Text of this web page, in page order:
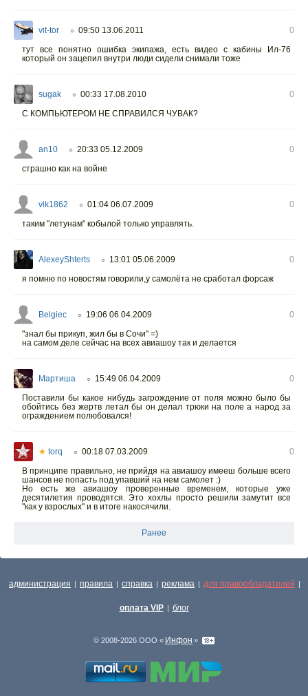
vit-tor ○ 09:50 13.06.2011
0
тут все понятно ошибка экипажа, есть видео с кабины Ил-76
который он зацепил внутри люди сидели снимали тоже
sugak ○ 00:33 17.08.2010
0
C КОМПЬЮТЕРОМ НЕ СПРАВИЛСЯ ЧУВАК?
an10 ○ 20:33 05.12.2009
0
страшно как на войне
vik1862 ○ 01:04 06.07.2009
0
таким "летунам" кобылой только управлять.
AlexeyShterts ○ 13:01 05.06.2009
0
я помню по новостям говорили,у самолёта не сработал форсаж
Belgiec ○ 19:06 06.04.2009
0
"знал бы прикуп, жил бы в Сочи" =)
на самом деле сейчас на всех авиашоу так и делается
Мартиша ○ 15:49 06.04.2009
0
Поставили бы какое нибудь загрождение от поля можно было бы
обойтись без жертв летал бы он делал трюки на поле а народ за
ограждением полюбовался!
★ torq ○ 00:18 07.03.2009
0
В принципе правильно, не прийдя на авиашоу имееш больше всего
шансов не попасть под упавший на нем самолет :)
Но есть же авиашоу проверенные временем, которые уже
десятилетия проводятся. Это хохлы просто решили замутит все
"как у взрослых" и в итоге накосячили.
Ранее
администрация | правила | справка | реклама | для правообладателей |
оплата VIP | блог
© 2008-2026 ООО « Инфон »